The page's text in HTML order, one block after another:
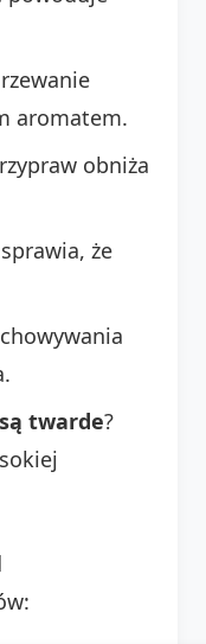
aromatem.
obniża
że
twarde?